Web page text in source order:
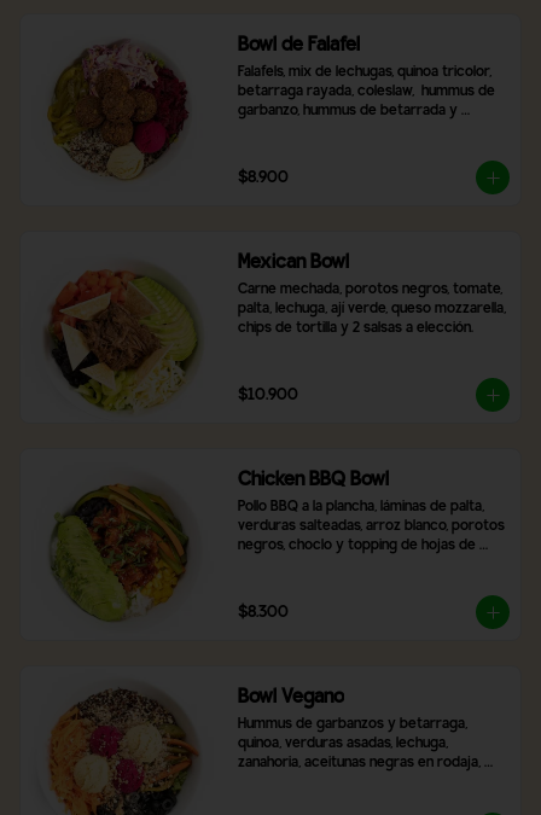
Bowl de Falafel
Falafels, mix de lechugas, quinoa tricolor,
betarraga rayada, coleslaw,  hummus de
garbanzo, hummus de betarrada y
$8.900
Mexican Bowl
Carne mechada, porotos negros, tomate,
palta, lechuga, ají verde, queso mozzarella,
chips de tortilla y 2 salsas a elección.
$10.900
Chicken BBQ Bowl
Pollo BBQ a la plancha, láminas de palta,
verduras salteadas, arroz blanco, porotos
negros, choclo y topping de hojas de
$8.300
Bowl Vegano
Hummus de garbanzos y betarraga,
quinoa, verduras asadas, lechuga,
zanahoria, aceitunas negras en rodaja,